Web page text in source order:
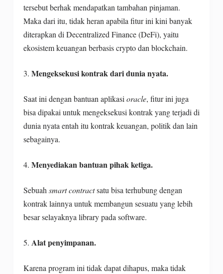
tersebut berhak mendapatkan tambahan pinjaman.
Maka dari itu, tidak heran apabila fitur ini kini banyak
diterapkan di Decentralized Finance (DeFi), yaitu
ekosistem keuangan berbasis crypto dan blockchain.
3. Mengeksekusi kontrak dari dunia nyata.
Saat ini dengan bantuan aplikasi oracle, fitur ini juga
bisa dipakai untuk mengeksekusi kontrak yang terjadi di
dunia nyata entah itu kontrak keuangan, politik dan lain
sebagainya.
4. Menyediakan bantuan pihak ketiga.
Sebuah smart contractsatu bisa terhubung dengan
kontrak lainnya untuk membangun sesuatu yang lebih
besar selayaknya library pada software.
5. Alat penyimpanan.
Karena program ini tidak dapat dihapus, maka tidak